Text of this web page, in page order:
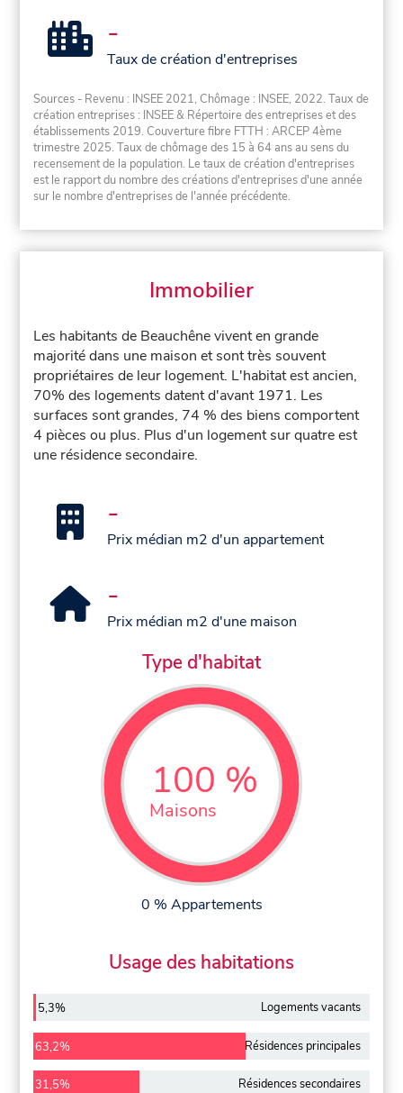
-
Taux de création d'entreprises
Sources - Revenu : INSEE 2021, Chômage : INSEE, 2022. Taux de
création entreprises : INSEE & Répertoire des entreprises et des
établissements 2019. Couverture fibre FTTH : ARCEP 4ème
trimestre 2025. Taux de chômage des 15 à 64 ans au sens du
recensement de la population. Le taux de création d'entreprises
est le rapport du nombre des créations d'entreprises d'une année
sur le nombre d'entreprises de l'année précédente.
Immobilier
Les habitants de Beauchêne vivent en grande
majorité dans une maison et sont très souvent
propriétaires de leur logement. L'habitat est ancien,
70% des logements datent d'avant 1971. Les
surfaces sont grandes, 74 % des biens comportent
4 pièces ou plus. Plus d'un logement sur quatre est
une résidence secondaire.
-
Prix médian m2 d'un appartement
-
Prix médian m2 d'une maison
Type d'habitat
100 %
Maisons
0 % Appartements
Usage des habitations
5,3% Logements vacants
63,2% Résidences principales
31,5% Résidences secondaires